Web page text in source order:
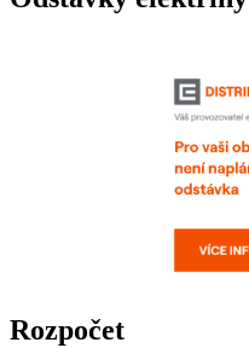
Rozpočet